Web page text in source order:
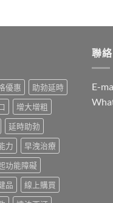
優惠
助勃延時
增大增粗
延時助勃
力
早洩治療
功能障礙
品
線上購買
聯絡
E-